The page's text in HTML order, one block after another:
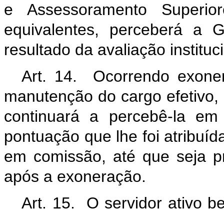
e Assessoramento
equivalentes, perceberá a
resultado da avaliação
Art. 14. Ocorrendo
manutenção do cargo
continuará a percebê-la
pontuação que lhe foi
em comissão, até que seja
após a exoneração.
Art. 15. O servidor ativo